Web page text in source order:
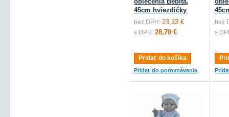
45cm hviezdičky
bez DPH: 23,33 €
s DPH: 28,70 €
Pridať do košíka
Pridať do porovnávania
bez
s